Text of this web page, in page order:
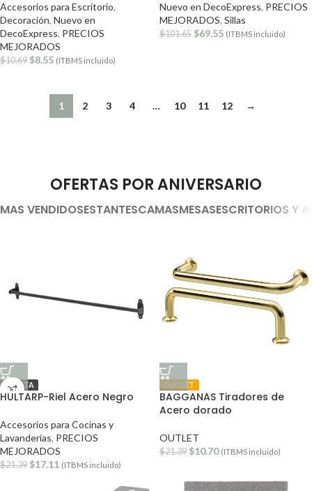
Accesorios para Escritorio,
Decoración, Nuevo en
DecoExpress, PRECIOS
MEJORADOS
$10.69 $8.55 (ITBMS incluido)
Nuevo en DecoExpress, PRECIOS
MEJORADOS, Sillas
$101.65 $69.55 (ITBMS incluido)
1 2 3 4 … 10 11 12 →
OFERTAS POR ANIVERSARIO
MAS VENDIDOSESTANTESCAMASMESASESCRITORIOS Y
OFERTA
HULTARP-Riel Acero Negro
Accesorios para Cocinas y
Lavanderías, PRECIOS
MEJORADOS
$21.39 $17.11 (ITBMS incluido)
OUTLET
BAGGANAS Tiradores de
Acero dorado
OUTLET
$21.39 $10.70 (ITBMS incluido)